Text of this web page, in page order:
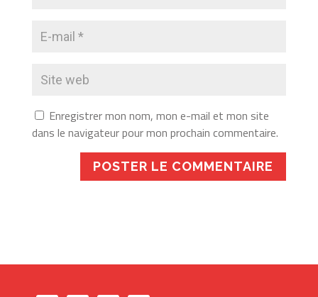
Enregistrer mon nom, mon e-mail et mon site
dans le navigateur pour mon prochain commentaire.